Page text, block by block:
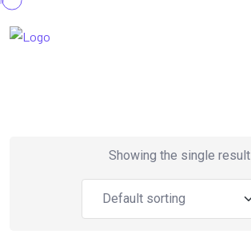
Showing the single result